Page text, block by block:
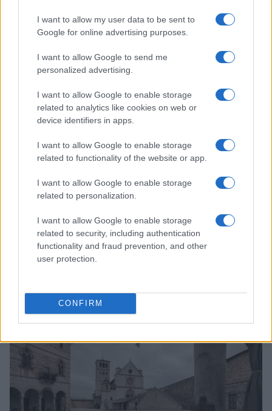
I want to allow my user data to be sent to
Google for online advertising purposes.
I want to allow Google to send me
personalized advertising.
I want to allow Google to enable storage
related to analytics like cookies on web or
device identifiers in apps.
I want to allow Google to enable storage
related to functionality of the website or app.
I want to allow Google to enable storage
related to personalization.
I want to allow Google to enable storage
related to security, including authentication
functionality and fraud prevention, and other
user protection.
CONFIRM
Continua a leggere
Papa Leone a Santa Maria degli Angeli: migliaia di
NEWS